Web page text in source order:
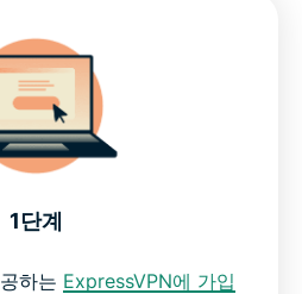
용한 beIN 스트리밍
VPN을 이용해보세요
1단계
하는 ExpressVPN에 가입